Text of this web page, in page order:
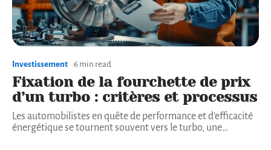
Investissement 6 min read
Fixation de la fourchette de prix
d’un turbo : critères et processus
Les automobilistes en quête de performance et d'efficacité
énergétique se tournent souvent vers le turbo, une…